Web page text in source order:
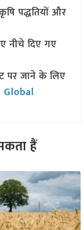
पद्धतियों और
नीचे दिए गए
पर जाने के लिए
Global
हैं